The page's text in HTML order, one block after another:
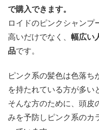
で購入できます。
ロイドのピンクシャンプ
高いだけでなく、 幅広い
品です。
ピンク系の髪色は色落ち
を持たれている方が多い
そんな方のために、頭皮
みを予防しピンク系のカ